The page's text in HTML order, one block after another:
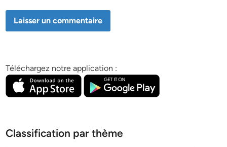
Téléchargez notre application :
Classification par thème